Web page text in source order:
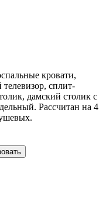
кровати,
сплит-
дамский столик с
Рассчитан на 4